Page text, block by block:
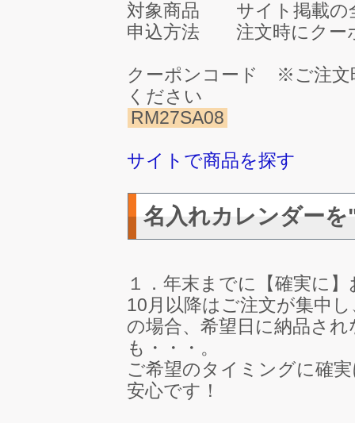
対象商品 サイト掲載の
申込方法 注文時にクー
クーポンコード ※ご注文
ください
RM27SA08
サイトで商品を探す
名入れカレンダー
１．年末までに【確実に
10月以降はご注文が集中
の場合、希望日に納品さ
も・・・。
ご希望のタイミングに確
安心です！